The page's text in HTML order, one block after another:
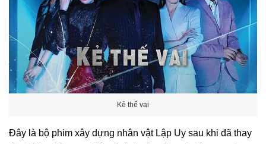
Kẻ thế vai
Đây là bộ phim xây dựng nhân vật Lập Uy sau khi đã thay